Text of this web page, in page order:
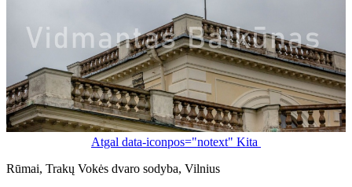
Atgal data-iconpos="notext" Kita
Rūmai, Trakų Vokės dvaro sodyba, Vilnius